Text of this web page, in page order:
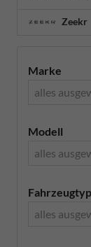
Zeekr
Marke
alles
Modell
alles
Fahrzeugtyp
alles